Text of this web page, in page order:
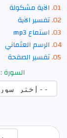
الآية مشكولة
تفسير الآية
استماع mp3
الرسم العثماني
تفسير الصفحة
السورة :